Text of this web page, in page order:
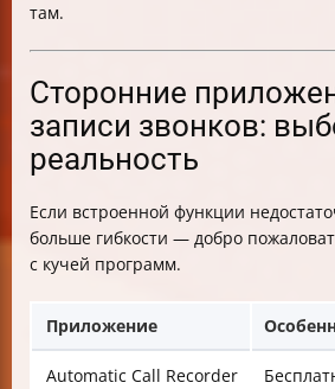
там.
Сторонние
записи звонков:
реальность
Если встроенной функции
больше гибкости — добро
с кучей программ.
Приложение
Automatic Call Recorder